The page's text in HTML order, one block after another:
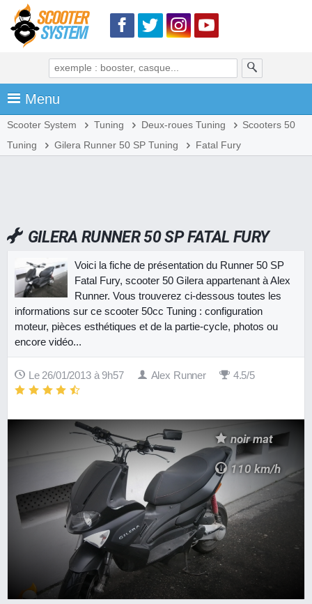
Menu
Scooter System Tuning Deux-roues Tuning
Scooters 50
Tuning
Gilera Runner 50 SP Tuning Fatal Fury
GILERA RUNNER 50 SP FATAL FURY
Voici la fiche de présentation du Runner 50 SP
Fatal Fury, scooter 50 Gilera appartenant à Alex
Runner. Vous trouverez ci-dessous toutes les
informations sur ce scooter 50cc Tuning : configuration
moteur, pièces esthétiques et de la partie-cycle, photos ou
encore vidéo...
Le 26/01/2013 à 9h57 Alex Runner 4.5/5
noir mat
110 km/h